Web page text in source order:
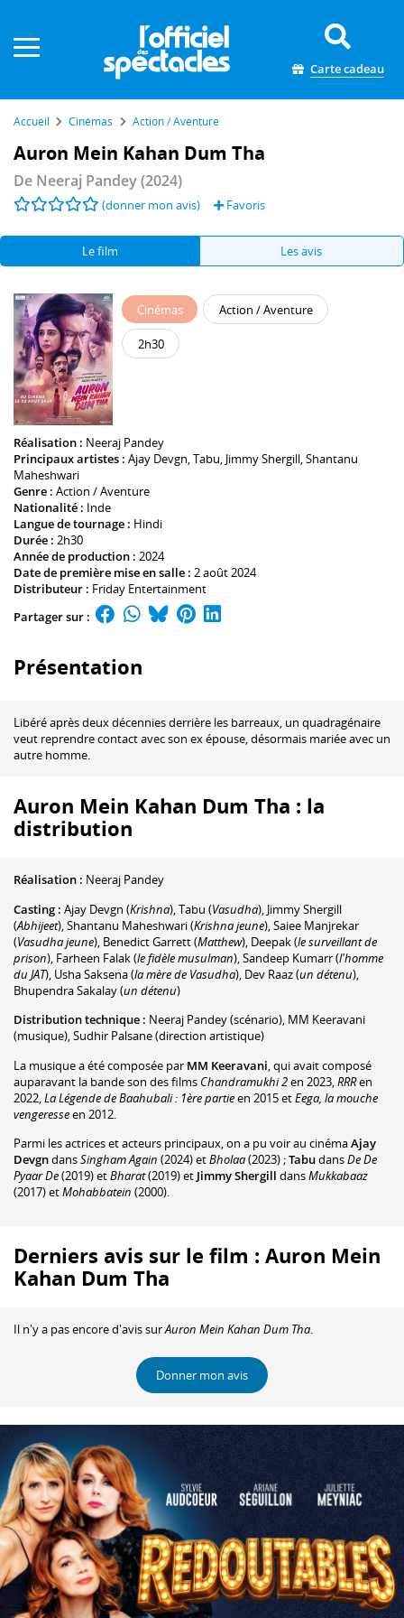
Carte cadeau
Accueil Cinémas Action / Aventure
Auron Mein Kahan Dum Tha
De Neeraj Pandey(2024)
(donner mon avis) Favoris
Le film Les avis
Cinémas Action / Aventure
2h30
Réalisation : Neeraj Pandey
Principaux artistes : Ajay Devgn,Tabu, Jimmy Shergill,Shantanu
Maheshwari
Genre : Action / Aventure
Nationalité : Inde
Langue de tournage : Hindi
Durée : 2h30
Année de production : 2024
Date de première mise en salle : 2 août 2024
Distributeur : Friday Entertainment
Partager sur :
Présentation
Libéré après deux décennies derrière les barreaux, un quadragénaire
veut reprendre contact avec son ex épouse, désormais mariée avec un
autre homme.
Auron Mein Kahan Dum Tha : la
distribution
Réalisation : Neeraj Pandey
Casting : Ajay Devgn (Krishna),Tabu (Vasudha), Jimmy Shergill
(Abhijeet),Shantanu Maheshwari(Krishna jeune),Saiee Manjrekar
(Vasudha jeune), Benedict Garrett(Matthew), Deepak(le surveillant de
prison), Farheen Falak(le fidèle musulman),Sandeep Kumarr(l'homme
du JAT), Usha Saksena(la mère de Vasudha), Dev Raaz(un détenu),
Bhupendra Sakalay(un détenu)
Distribution technique : Neeraj Pandey(scénario), MM Keeravani
(musique),Sudhir Palsane(direction artistique)
La musique a été composée par MM Keeravani , qui avait composé
auparavant la bande son des films Chandramukhi 2en 2023, RRRen
2022, La Légende de Baahubali : 1ère partieen 2015 etEega, la mouche
vengeresseen 2012.
Parmi les actrices et acteurs principaux, on a pu voir au cinémaAjay
DevgndansSingham Again (2024) etBholaa(2023) ;TabudansDe De
Pyaar De(2019) etBharat(2019) et Jimmy Shergill dansMukkabaaz
(2017) etMohabbatein (2000).
Derniers avis sur le film : Auron Mein
Kahan Dum Tha
Il n'y a pas encore d'avis surAuron Mein Kahan Dum Tha.
Donner mon avis